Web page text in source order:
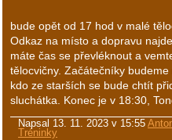
bude opět od 17 hod v malé
Odkaz na místo a dopravu
máte čas se převléknout a
tělocvičny. Začátečníky
kdo ze starších se bude chtít
sluchátka. Konec je v 18:30,
Napsal 13. 11. 2023 v 15:55
Tréninky